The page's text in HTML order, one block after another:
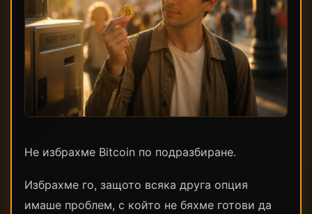
Не избрахме Bitcoin по подразбиране.
Избрахме го, защото всяка друга опция
имаше проблем, с който не бяхме готови да